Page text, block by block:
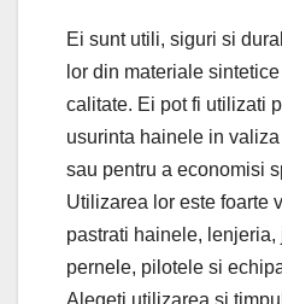
Ei sunt utili, siguri si
lor din materiale
calitate. Ei pot fi utilizati
usurinta hainele in
sau pentru a economisi
Utilizarea lor este foarte
pastrati hainele,
pernele, pilotele si
Alegeti utilizarea si